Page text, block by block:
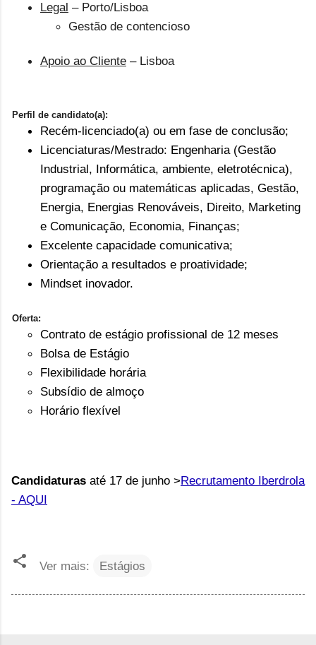
Legal – Porto/Lisboa
Gestão de contencioso
Apoio ao Cliente – Lisboa
Perfil de candidato(a):
Recém-licenciado(a) ou em fase de conclusão;
Licenciaturas/Mestrado: Engenharia (Gestão
Industrial, Informática, ambiente, eletrotécnica),
programação ou matemáticas aplicadas, Gestão,
Energia, Energias Renováveis, Direito, Marketing
e Comunicação, Economia, Finanças;
Excelente capacidade comunicativa;
Orientação a resultados e proatividade;
Mindset inovador.
Oferta:
Contrato de estágio profissional de 12 meses
Bolsa de Estágio
Flexibilidade horária
Subsídio de almoço
Horário flexível
Candidaturas até 17 de junho >Recrutamento Iberdrola
- AQUI
Ver mais: Estágios